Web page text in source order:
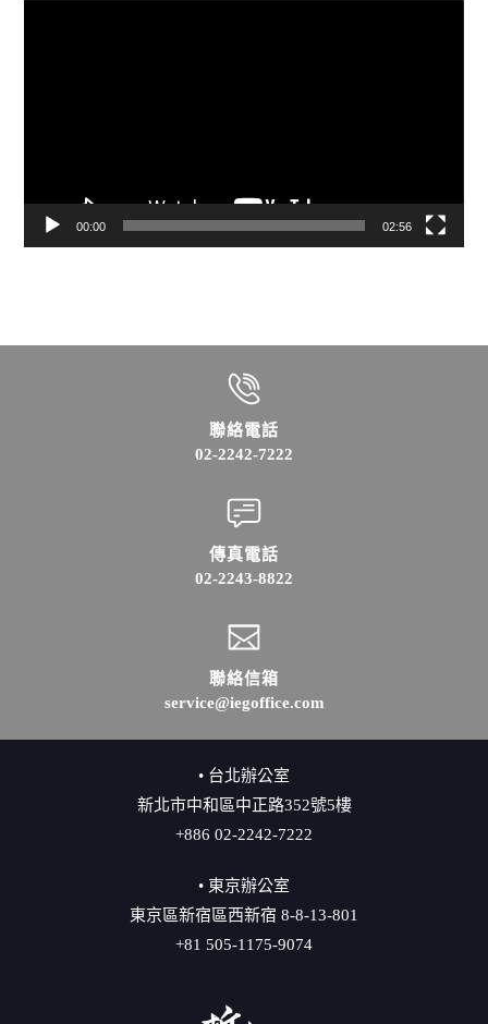
00:00 02:56
聯絡電話
02-2242-7222
傳真電話
02-2243-8822
聯絡信箱
service@iegoffice.com
• 台北辦公室
新北市中和區中正路352號5樓
+886 02-2242-7222
• 東京辦公室
東京區新宿區西新宿 8-8-13-801
+81 505-1175-9074